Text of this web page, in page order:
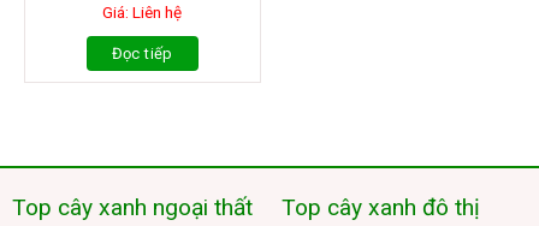
Giá: Liên hệ
Đọc tiếp
Top cây xanh ngoại thất Top cây xanh đô thị